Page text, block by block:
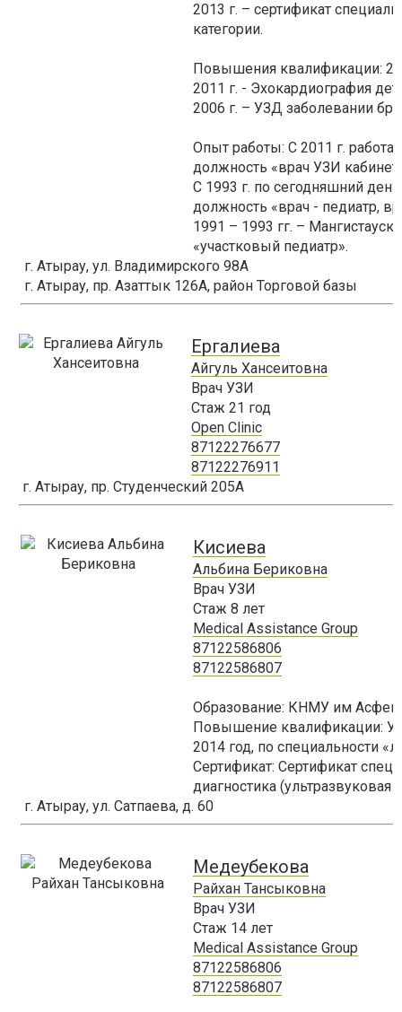
2013 г. – сертификат
категории.
Повышения квалификации:
2011 г. - Эхокардиография
2006 г. – УЗД заболевании
Опыт работы: С 2011 г.
должность «врач УЗИ
С 1993 г. по сегодняшний
должность «врач - педиатр,
1991 – 1993 гг. –
«участковый педиатр».
г. Атырау, ул. Владимирского 98А
г. Атырау, пр. Азаттык 126А, район Торговой базы
Ергалиева
Айгуль Хансеитовна
Врач УЗИ
Стаж21 год
Open Clinic
87122276677
87122276911
г. Атырау, пр. Студенческий 205А
Кисиева
Альбина Бериковна
Врач УЗИ
Стаж8 лет
Medical Assistance Group
87122586806
87122586807
Образование: КНМУ им
Повышение квалификации:
2014 год, по специальности
Сертификат: Сертификат
диагностика (ультразвуковая
г. Атырау, ул. Сатпаева, д. 60
Медеубекова
Райхан Тансыковна
Врач УЗИ
Стаж 14 лет
Medical Assistance Group
87122586806
87122586807